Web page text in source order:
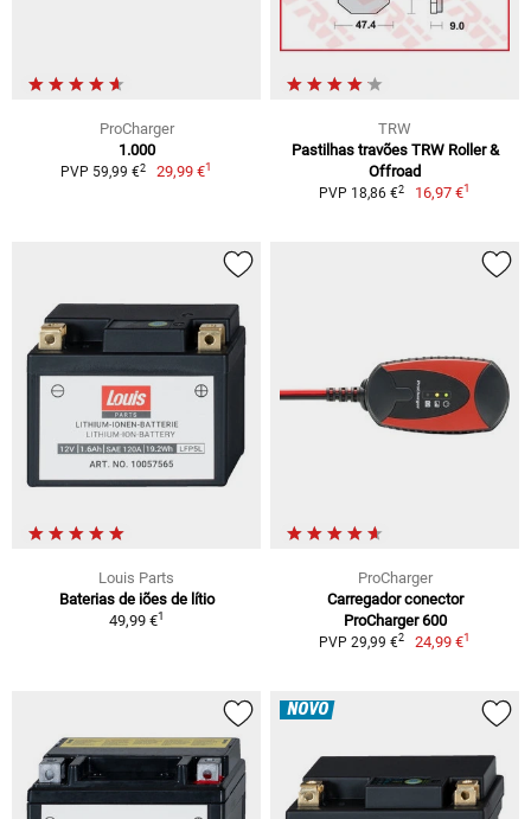
ProCharger
1.000
PVP 59,99 €2 29,99 €1
TRW
Pastilhas travões TRW Roller &
Offroad
PVP 18,86 €2 16,97 €1
Louis Parts
Baterias de iões de lítio
49,99 €1
ProCharger
Carregador conector
ProCharger 600
PVP 29,99 €2 24,99 €1
NOVO